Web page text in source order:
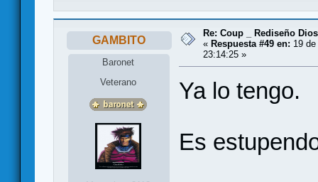
GAMBITO
Baronet
Veterano
Re: Coup _ Rediseño
« Respuesta #49 en: 19
23:14:25 »
Ya lo tengo.
Es